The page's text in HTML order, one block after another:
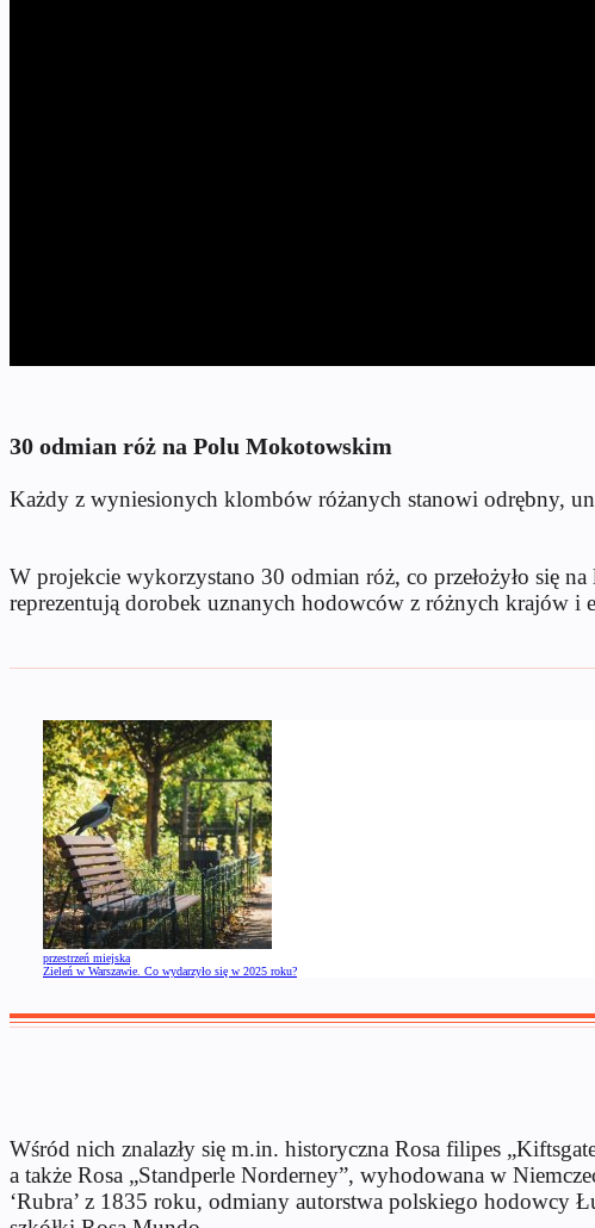
30 odmian róż na Polu Mokotowskim
Każdy z wyniesionych klombów różanych stanowi odrębny,
W projekcie wykorzystano 30 odmian róż, co przełożyło się
reprezentują dorobek uznanych hodowców z różnych krajów i
przestrzeń miejska
Zieleń w Warszawie. Co wydarzyło się w 2025 roku?
Wśród nich znalazły się m.in. historyczna Rosa filipes
a także Rosa „Standperle Norderney”, wyhodowana w
‘Rubra’ z 1835 roku, odmiany autorstwa polskiego hodowcy